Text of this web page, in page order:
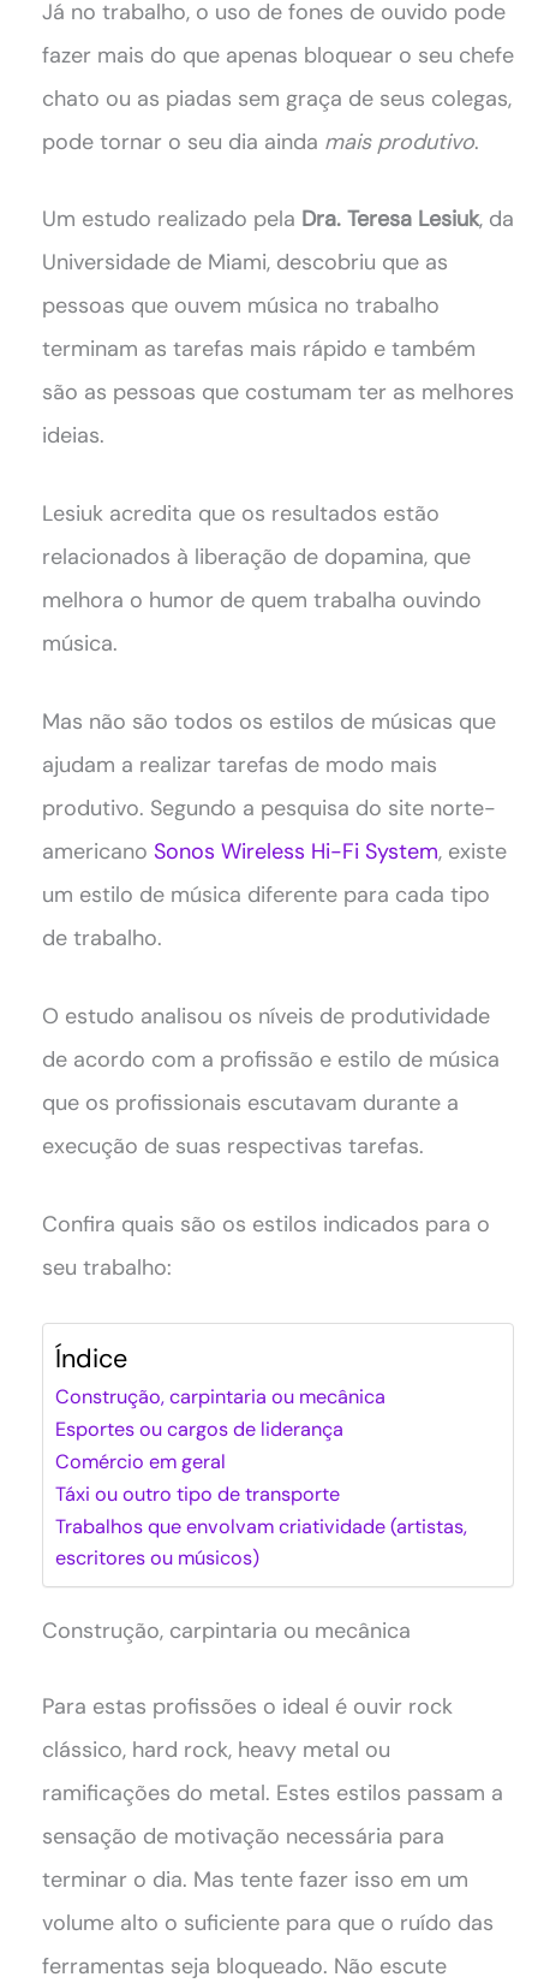
Já no trabalho, o uso de fones de ouvido pode
fazer mais do que apenas bloquear o seu chefe
chato ou as piadas sem graça de seus colegas,
pode tornar o seu dia ainda mais produtivo.
Um estudo realizado pela Dra. Teresa Lesiuk, da
Universidade de Miami, descobriu que as
pessoas que ouvem música no trabalho
terminam as tarefas mais rápido e também
são as pessoas que costumam ter as melhores
ideias.
Lesiuk acredita que os resultados estão
relacionados à liberação de dopamina, que
melhora o humor de quem trabalha ouvindo
música.
Mas não são todos os estilos de músicas que
ajudam a realizar tarefas de modo mais
produtivo. Segundo a pesquisa do site norte-
americano Sonos Wireless Hi-Fi System, existe
um estilo de música diferente para cada tipo
de trabalho.
O estudo analisou os níveis de produtividade
de acordo com a profissão e estilo de música
que os profissionais escutavam durante a
execução de suas respectivas tarefas.
Confira quais são os estilos indicados para o
seu trabalho:
Índice
Construção, carpintaria ou mecânica
Esportes ou cargos de liderança
Comércio em geral
Táxi ou outro tipo de transporte
Trabalhos que envolvam criatividade (artistas,
escritores ou músicos)
Construção, carpintaria ou mecânica
Para estas profissões o ideal é ouvir rock
clássico, hard rock, heavy metal ou
ramificações do metal. Estes estilos passam a
sensação de motivação necessária para
terminar o dia. Mas tente fazer isso em um
volume alto o suficiente para que o ruído das
ferramentas seja bloqueado. Não escute